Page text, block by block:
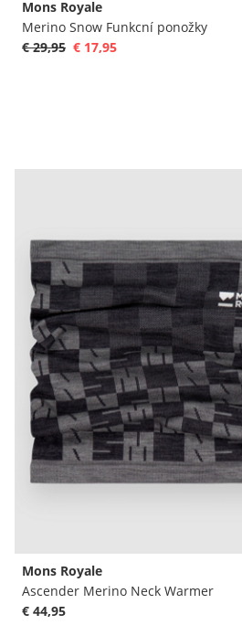
Mons Royale
Merino Snow Funkcní ponožky
€ 29,95 € 17,95
Mons Royale
Ascender Merino Neck Warmer
€ 44,95